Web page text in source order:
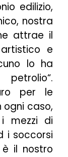
edilizio,
nostra
attrae il
e
lo ha
petrolio“.
per le
ogni caso,
mezzi di
i soccorsi
il nostro